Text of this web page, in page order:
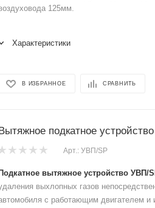
125мм.
Характеристики
В ИЗБРАННОЕ СРАВНИТЬ
подкатное
Арт.: УВП/SP
Подкатное вытяжное устройство УВП/
выхлопных газов
с работающим двигателем и